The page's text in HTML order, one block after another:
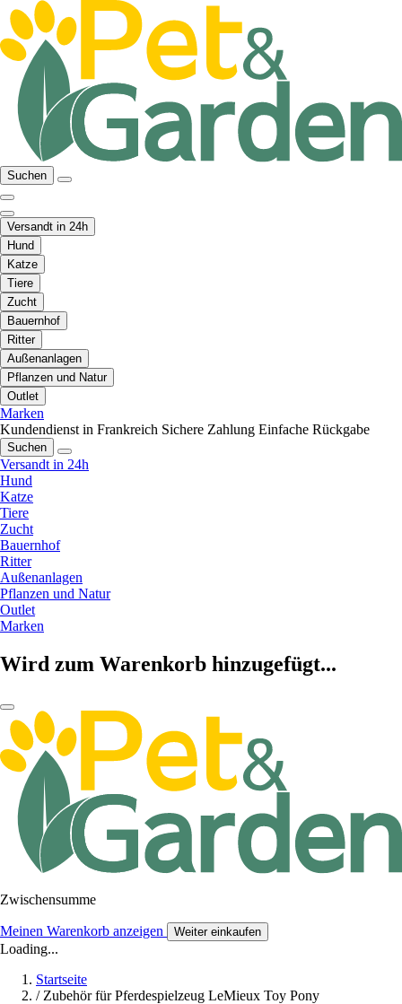
Suchen
Versandt in 24h
Hund
Katze
Tiere
Zucht
Bauernhof
Ritter
Außenanlagen
Pflanzen und Natur
Outlet
Marken
Kundendienst in Frankreich Sichere Zahlung Einfache Rückgabe
Suchen
Versandt in 24h
Hund
Katze
Tiere
Zucht
Bauernhof
Ritter
Außenanlagen
Pflanzen und Natur
Outlet
Marken
Wird zum Warenkorb hinzugefügt...
Zwischensumme
Meinen Warenkorb anzeigen Weiter einkaufen
Loading...
Startseite
/ Zubehör für Pferdespielzeug LeMieux Toy Pony